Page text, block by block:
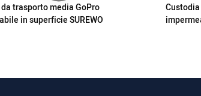
trasporto media GoPro
in superficie SUREWO